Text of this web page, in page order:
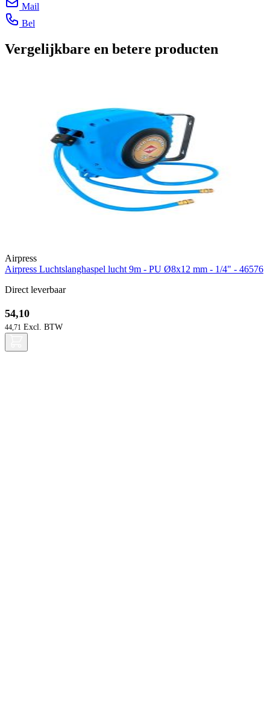
Mail
Bel
Vergelijkbare en betere producten
Airpress
Airpress Luchtslanghaspel lucht 9m - PU Ø8x12 mm - 1/4" - 46576
Direct leverbaar
54,10
44,71